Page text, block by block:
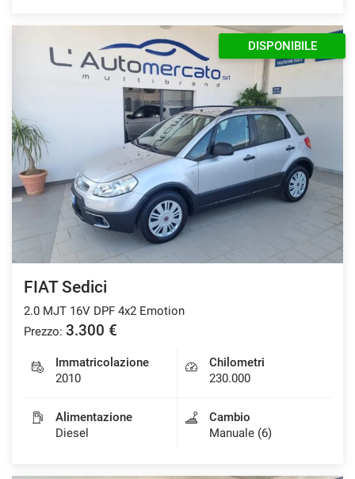
DISPONIBILE
FIAT Sedici
2.0 MJT 16V DPF 4x2 Emotion
Prezzo: 3.300 €
Immatricolazione
2010
Chilometri
230.000
Alimentazione
Diesel
Cambio
Manuale (6)